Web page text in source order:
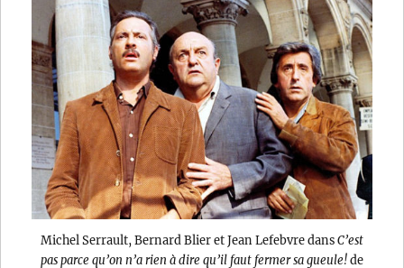
Michel Serrault, Bernard Blier et Jean Lefebvre dansC’est
pas parce qu’on n’a rien à dire qu’il faut fermer sa gueule!de